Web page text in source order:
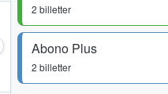
2 billetter
Abono Plus
2 billetter